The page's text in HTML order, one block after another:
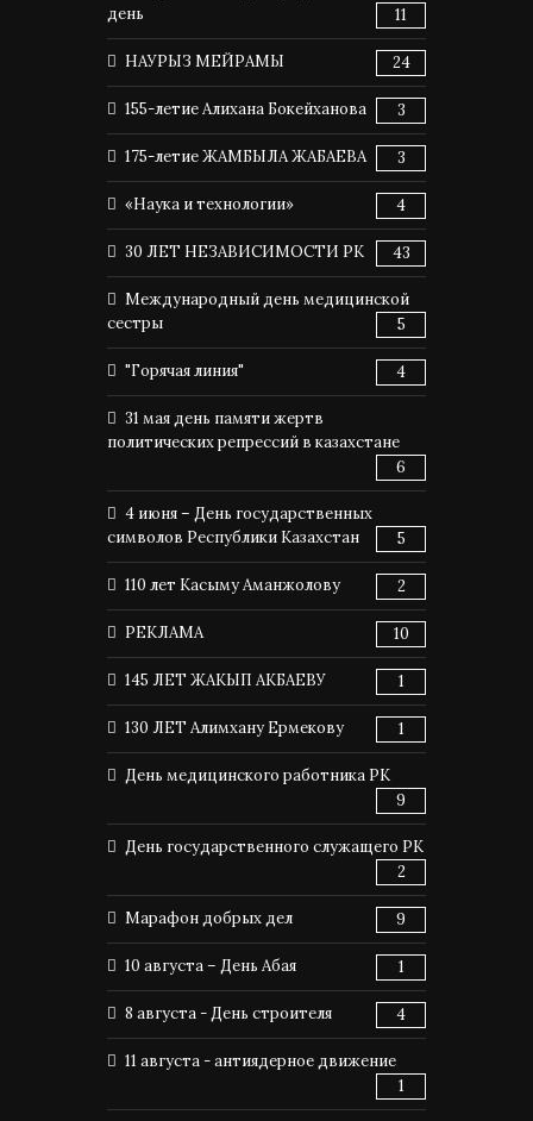
день
11
НАУРЫЗ МЕЙРАМЫ 24
155-летие Алихана Бокейханова 3
175-летие ЖАМБЫЛА ЖАБАЕВА 3
«Наука и технологии» 4
30 ЛЕТ НЕЗАВИСИМОСТИ РК 43
Международный день медицинской
сестры
5
"Горячая линия" 4
31 мая день памяти жертв
политических репрессий в казахстане
6
4 июня – День государственных
символов Республики Казахстан
5
110 лет Касыму Аманжолову 2
РЕКЛАМА 10
145 ЛЕТ ЖАКЫП АКБАЕВУ 1
130 ЛЕТ Алимхану Ермекову 1
День медицинского работника РК
9
День государственного служащего РК
2
Марафон добрых дел 9
10 августа – День Абая 1
8 августа - День строителя 4
11 августа - антиядерное движение
1